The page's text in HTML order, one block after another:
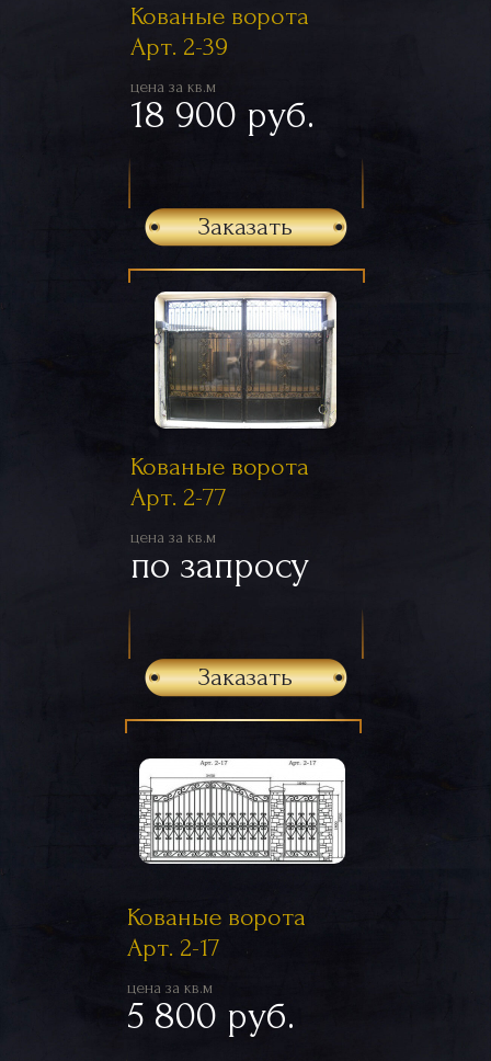
Кованые ворота
Арт. 2-39
цена за кв.м
18 900 руб.
Заказать
Кованые ворота
Арт. 2-77
цена за кв.м
по запросу
Заказать
Кованые ворота
Арт. 2-17
цена за кв.м
5 800 руб.